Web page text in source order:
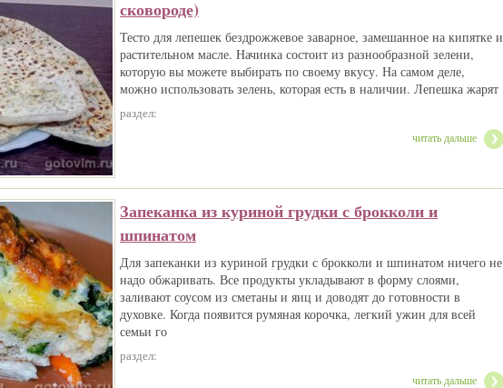
сковороде)
Тесто для лепешек бездрожжевое заварное, замешанное на кипятке и
растительном масле. Начинка состоит из разнообразной зелени,
которую вы можете выбирать по своему вкусу. На самом деле,
можно использовать зелень, которая есть в наличии. Лепешка жарят
раздел:
читать дальше
Запеканка из куриной грудки с брокколи и
шпинатом
Для запеканки из куриной грудки с брокколи и шпинатом ничего не
надо обжаривать. Все продукты укладывают в форму слоями,
заливают соусом из сметаны и яиц и доводят до готовности в
духовке. Когда появится румяная корочка, легкий ужин для всей
семьи го
раздел:
читать дальше